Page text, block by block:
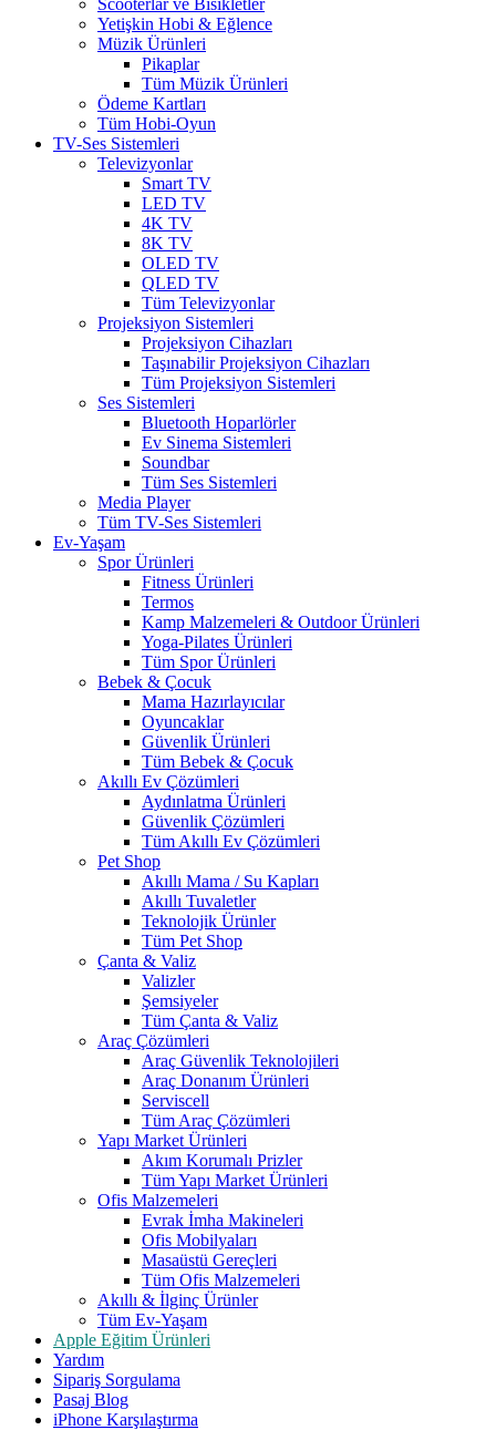
Scooterlar ve Bisikletler
Yetişkin Hobi & Eğlence
Müzik Ürünleri
Pikaplar
Tüm Müzik Ürünleri
Ödeme Kartları
Tüm Hobi-Oyun
TV-Ses Sistemleri
Televizyonlar
Smart TV
LED TV
4K TV
8K TV
OLED TV
QLED TV
Tüm Televizyonlar
Projeksiyon Sistemleri
Projeksiyon Cihazları
Taşınabilir Projeksiyon Cihazları
Tüm Projeksiyon Sistemleri
Ses Sistemleri
Bluetooth Hoparlörler
Ev Sinema Sistemleri
Soundbar
Tüm Ses Sistemleri
Media Player
Tüm TV-Ses Sistemleri
Ev-Yaşam
Spor Ürünleri
Fitness Ürünleri
Termos
Kamp Malzemeleri & Outdoor Ürünleri
Yoga-Pilates Ürünleri
Tüm Spor Ürünleri
Bebek & Çocuk
Mama Hazırlayıcılar
Oyuncaklar
Güvenlik Ürünleri
Tüm Bebek & Çocuk
Akıllı Ev Çözümleri
Aydınlatma Ürünleri
Güvenlik Çözümleri
Tüm Akıllı Ev Çözümleri
Pet Shop
Akıllı Mama / Su Kapları
Akıllı Tuvaletler
Teknolojik Ürünler
Tüm Pet Shop
Çanta & Valiz
Valizler
Şemsiyeler
Tüm Çanta & Valiz
Araç Çözümleri
Araç Güvenlik Teknolojileri
Araç Donanım Ürünleri
Serviscell
Tüm Araç Çözümleri
Yapı Market Ürünleri
Akım Korumalı Prizler
Tüm Yapı Market Ürünleri
Ofis Malzemeleri
Evrak İmha Makineleri
Ofis Mobilyaları
Masaüstü Gereçleri
Tüm Ofis Malzemeleri
Akıllı & İlginç Ürünler
Tüm Ev-Yaşam
Apple Eğitim Ürünleri
Yardım
Sipariş Sorgulama
Pasaj Blog
iPhone Karşılaştırma